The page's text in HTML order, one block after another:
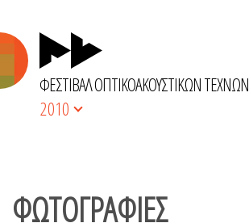
ΦΕΣΤΙΒΑΛ ΟΠΤΙΚΟΑΚΟΥΣΤΙΚΩΝ ΤΕΧΝΩΝ
2010
ΦΩΤΟΓΡΑΦΙΕΣ